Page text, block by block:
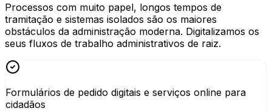
Processos com muito papel, longos tempos de
tramitação e sistemas isolados são os maiores
obstáculos da administração moderna. Digitalizamos os
seus fluxos de trabalho administrativos de raiz.
Formulários de pedido digitais e serviços online para
cidadãos